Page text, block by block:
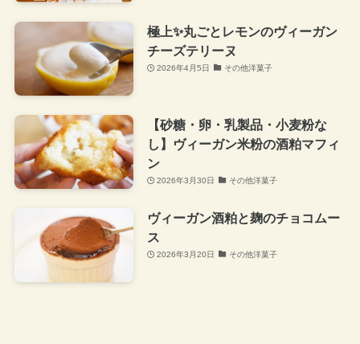
極上✨丸ごとレモンのヴィーガン
チーズテリーヌ
2026年4月5日 その他洋菓子
【砂糖・卵・乳製品・小麦粉な
し】ヴィーガン米粉の酒粕マフィ
ン
2026年3月30日 その他洋菓子
ヴィーガン酒粕と麹のチョコムー
ス
2026年3月20日 その他洋菓子